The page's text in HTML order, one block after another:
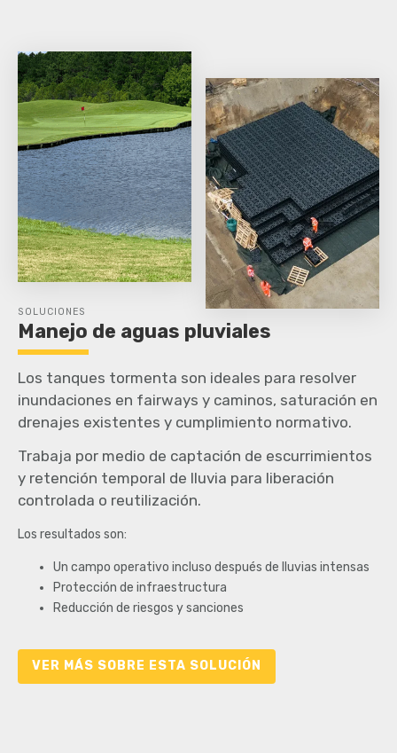
SOLUCIONES
Manejo de aguas pluviales
Los tanques tormenta son ideales para resolver
inundaciones en fairways y caminos, saturación en
drenajes existentes y cumplimiento normativo.
Trabaja por medio de captación de escurrimientos
y retención temporal de lluvia para liberación
controlada o reutilización.
Los resultados son:
Un campo operativo incluso después de lluvias intensas
Protección de infraestructura
Reducción de riesgos y sanciones
VER MÁS SOBRE ESTA SOLUCIÓN